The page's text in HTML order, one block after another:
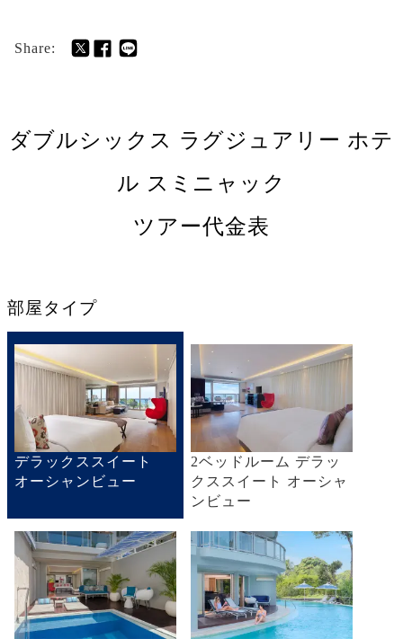
Share:
ダブルシックス ラグジュアリー ホテ
ル スミニャック
ツアー代金表
部屋タイプ
デラックススイート
オーシャンビュー
2ベッドルーム デラッ
クススイート オーシャ
ンビュー